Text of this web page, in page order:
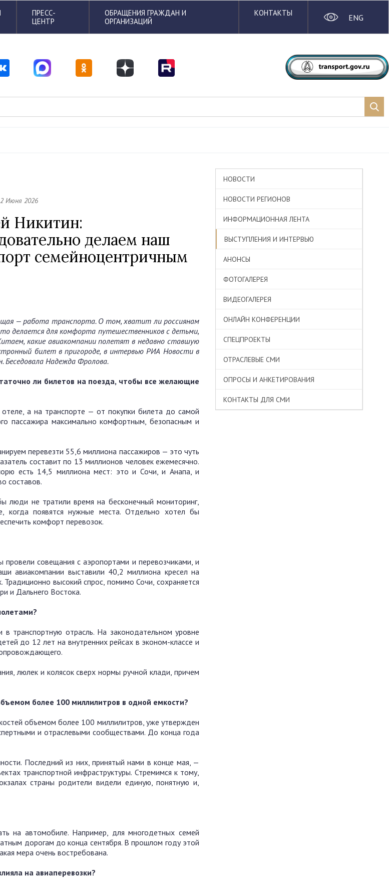
ПРЕСС-
ЦЕНТР
ОБРАЩЕНИЯ ГРАЖДАН И
ОРГАНИЗАЦИЙ
КОНТАКТЫ ENG
Июня 2026
Никитин:
делаем наш
семейноцентричным
— работа транспорта. О том, хватит ли россиянам
делается для комфорта путешественников с детьми,
какие авиакомпании полетят в недавно ставшую
билет в пригороде, в интервью РИА Новости в
Надежда Фролова.
ли билетов на поезда, чтобы все желающие
а на транспорте — от покупки билета до самой
пассажира максимально комфортным, безопасным и
перевезти 55,6 миллиона пассажиров — это чуть
составит по 13 миллионов человек ежемесячно.
есть 14,5 миллиона мест: это и Сочи, и Анапа, и
составов.
не тратили время на бесконечный мониторинг,
когда появятся нужные места. Отдельно хотел бы
комфорт перевозок.
совещания с аэропортами и перевозчиками, и
авиакомпании выставили 40,2 миллиона кресел на
высокий спрос, помимо Сочи, сохраняется
и Дальнего Востока.
транспортную отрасль. На законодательном уровне
до 12 лет на внутренних рейсах в эконом-классе и
люлек и колясок сверх нормы ручной клади, причем
более 100 миллилитров в одной емкости?
объемом более 100 миллилитров, уже утвержден
и отраслевыми сообществами. До конца года
Последний из них, принятый нами в конце мая, —
транспортной инфраструктуры. Стремимся к тому,
страны родители видели единую, понятную и,
на автомобиле. Например, для многодетных семей
дорогам до конца сентября. В прошлом году этой
мера очень востребована.
на авиаперевозки?
НОВОСТИ
НОВОСТИ РЕГИОНОВ
ИНФОРМАЦИОННАЯ ЛЕНТА
ВЫСТУПЛЕНИЯ И ИНТЕРВЬЮ
АНОНСЫ
ФОТОГАЛЕРЕЯ
ВИДЕОГАЛЕРЕЯ
ОНЛАЙН КОНФЕРЕНЦИИ
СПЕЦПРОЕКТЫ
ОТРАСЛЕВЫЕ СМИ
ОПРОСЫ И АНКЕТИРОВАНИЯ
КОНТАКТЫ ДЛЯ СМИ